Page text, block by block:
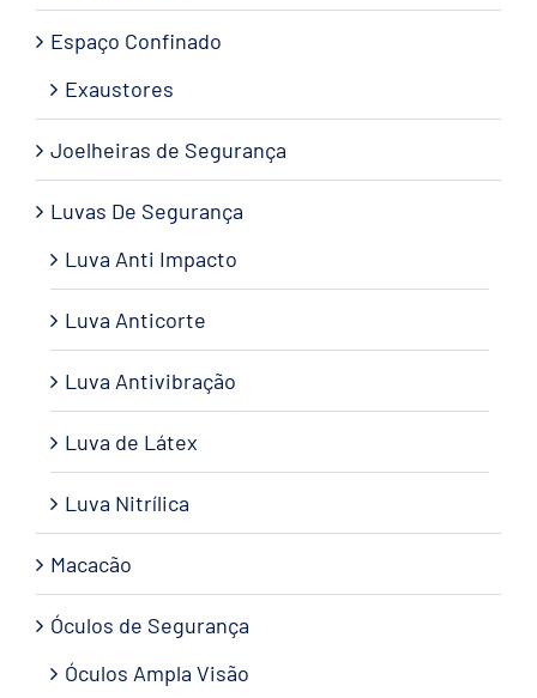
Espaço Confinado
Exaustores
Joelheiras de Segurança
Luvas De Segurança
Luva Anti Impacto
Luva Anticorte
Luva Antivibração
Luva de Látex
Luva Nitrílica
Macacão
Óculos de Segurança
Óculos Ampla Visão